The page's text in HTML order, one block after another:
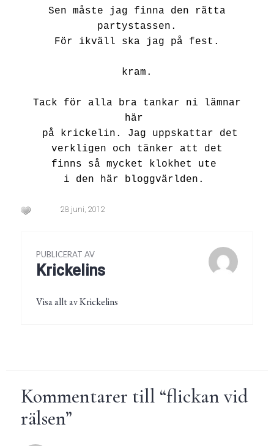
Sen måste jag finna den rätta
partystassen.
För ikväll ska jag på fest.
kram.
Tack för alla bra tankar ni lämnar
här
på krickelin. Jag uppskattar det
verkligen och tänker att det
finns så mycket klokhet ute
i den här bloggvärlden.
28 juni, 2012
PUBLICERAT AV
Krickelins
Visa allt av Krickelins
Kommentarer till “flickan vid
rälsen”